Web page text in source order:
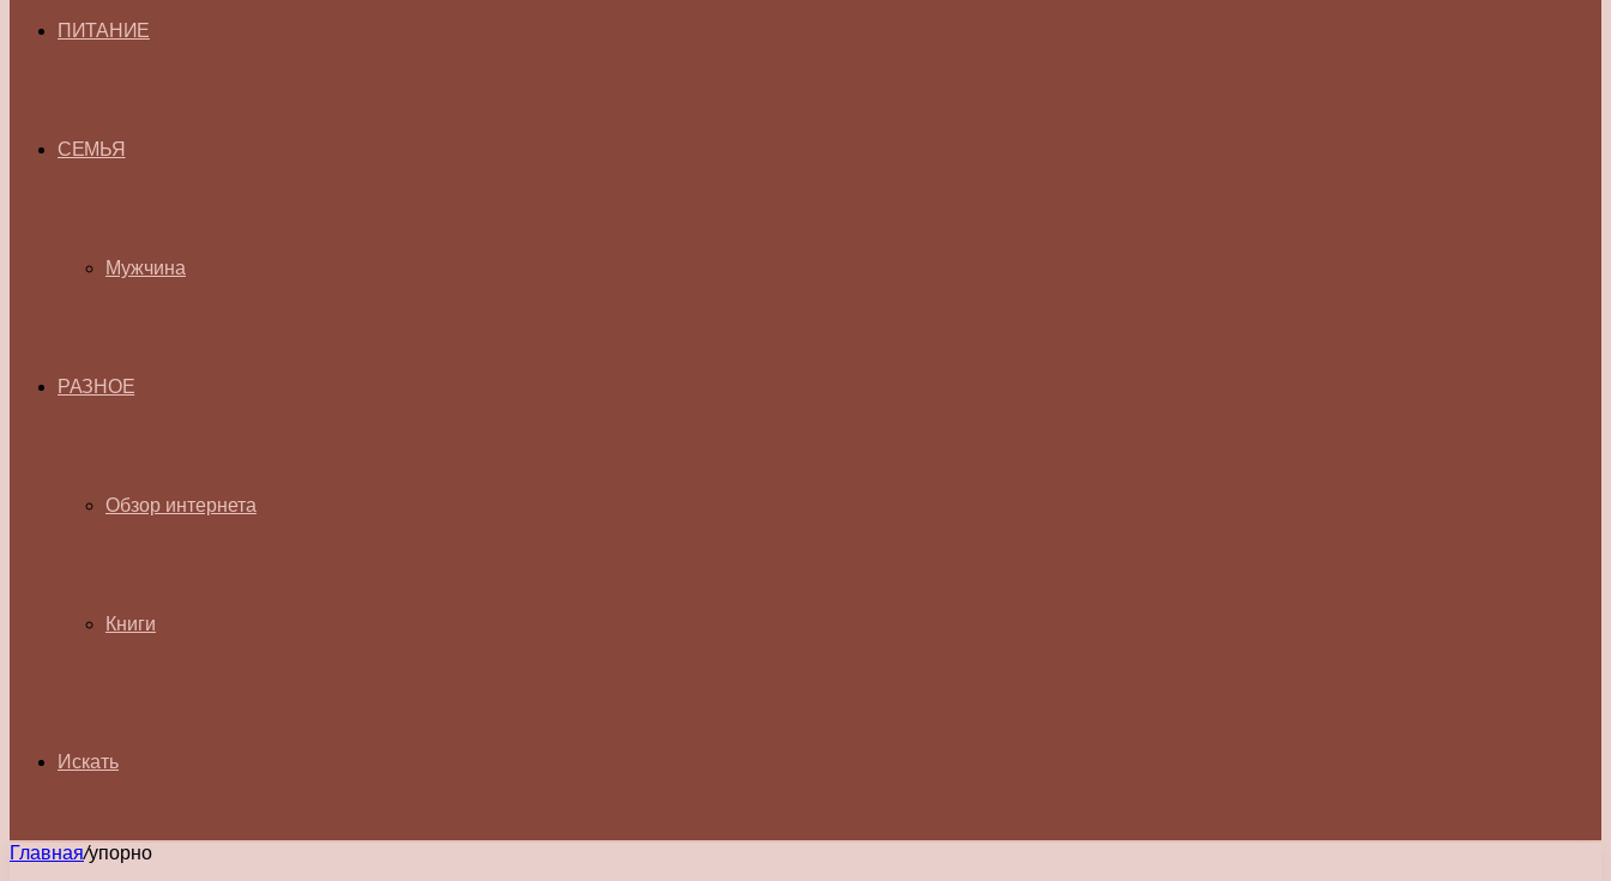
ПИТАНИЕ
СЕМЬЯ
Мужчина
РАЗНОЕ
Обзор интернета
Книги
Искать
Главная/упорно